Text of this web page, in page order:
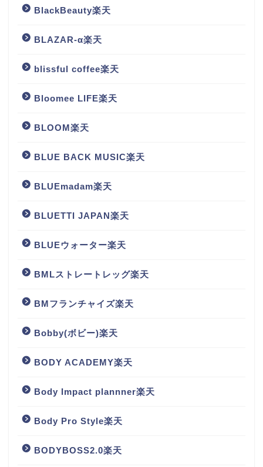
BlackBeauty楽天
BLAZAR-α楽天
blissful coffee楽天
Bloomee LIFE楽天
BLOOM楽天
BLUE BACK MUSIC楽天
BLUEmadam楽天
BLUETTI JAPAN楽天
BLUEウォーター楽天
BMLストレートレッグ楽天
BMフランチャイズ楽天
Bobby(ボビー)楽天
BODY ACADEMY楽天
Body Impact plannner楽天
Body Pro Style楽天
BODYBOSS2.0楽天